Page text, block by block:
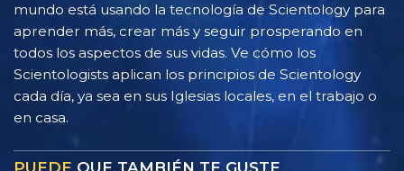
mundo está usando la tecnología de Scientology para
aprender más, crear más y seguir prosperando en
todos los aspectos de sus vidas. Ve cómo los
Scientologists aplican los principios de Scientology
cada día, ya sea en sus Iglesias locales, en el trabajo o
en casa.